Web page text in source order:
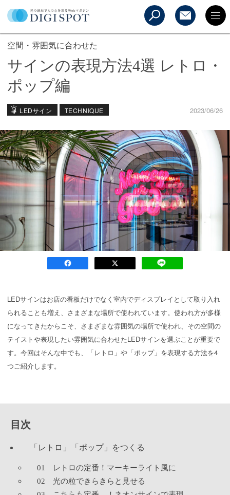
空間・雰囲気に合わせた
サインの表現方法4選 レトロ・
ポップ編
LEDサイン TECHNIQUE 2023/06/26
LEDサインはお店の看板だけでなく室内でディスプレイとして取り入れ
られることも増え、さまざまな場所で使われています。使われ方が多様
になってきたからこそ、さまざまな雰囲気の場所で使われ、その空間の
テイストや表現したい雰囲気に合わせたLEDサインを選ぶことが重要で
す。今回はそんな中でも、「レトロ」や「ポップ」を表現する方法を4
つご紹介します。
目次
「レトロ」「ポップ」をつくる
01 レトロの定番！マーキーライト風に
02 光の粒できらきらと見せる